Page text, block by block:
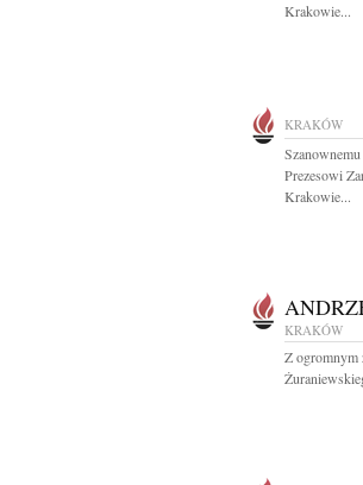
Krakowie...
KRAKÓW
Prezesowi
Krakowie...
KRAKÓW
Z ogromnym